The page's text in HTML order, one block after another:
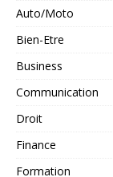
Auto/Moto
Bien-Etre
Business
Communication
Droit
Finance
Formation